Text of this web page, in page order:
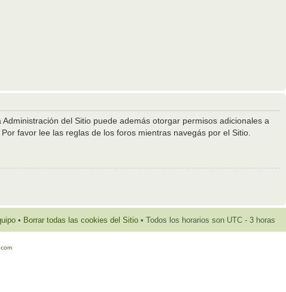
del Sitio puede además otorgar permisos adicionales a
favor lee las reglas de los foros mientras navegás por el Sitio.
• Borrar todas las cookies del Sitio • Todos los horarios son UTC - 3 horas